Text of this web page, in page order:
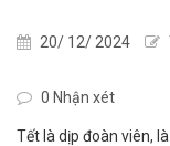
20/ 12/ 2024
0 Nhận xét
Tết là dịp đoàn viên,